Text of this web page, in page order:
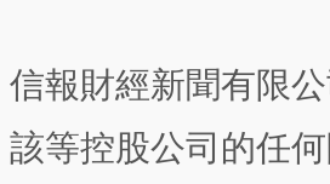
信報財經新聞有限
該等控股公司的任